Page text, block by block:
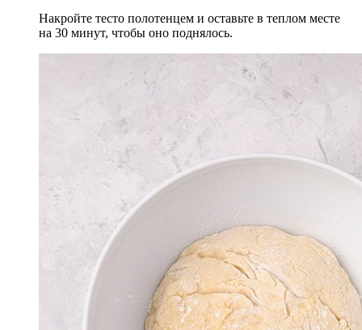
Накройте тесто полотенцем и оставьте в теплом месте
на 30 минут, чтобы оно поднялось.